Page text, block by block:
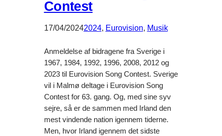
Contest
17/04/20242024, Eurovision, Musik
Anmeldelse af bidragene fra Sverige i
1967, 1984, 1992, 1996, 2008, 2012 og
2023 til Eurovision Song Contest. Sverige
vil i Malmø deltage i Eurovision Song
Contest for 63. gang. Og, med sine syv
sejre, så er de sammen med Irland den
mest vindende nation igennem tiderne.
Men, hvor Irland igennem det sidste